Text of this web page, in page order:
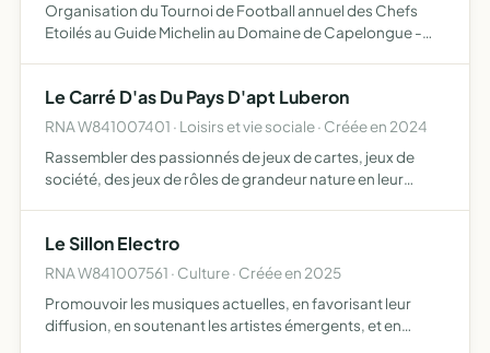
Organisation du Tournoi de Football annuel des Chefs
Etoilés au Guide Michelin au Domaine de Capelongue -
Le Carré D'as Du Pays D'apt Luberon
RNA W841007401 · Loisirs et vie sociale · Créée en 2024
Rassembler des passionnés de jeux de cartes, jeux de
société, des jeux de rôles de grandeur nature en leur
Le Sillon Electro
RNA W841007561 · Culture · Créée en 2025
Promouvoir les musiques actuelles, en favorisant leur
diffusion, en soutenant les artistes émergents, et en